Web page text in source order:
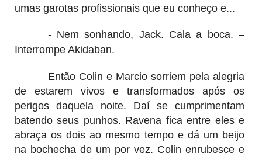
umas garotas profissionais que eu conheço e...
- Nem sonhando, Jack. Cala a boca. –
Interrompe Akidaban.
Então Colin e Marcio sorriem pela alegria
de estarem vivos e transformados após os
perigos daquela noite. Daí se cumprimentam
batendo seus punhos. Ravena fica entre eles e
abraça os dois ao mesmo tempo e dá um beijo
na bochecha de um por vez. Colin enrubesce e